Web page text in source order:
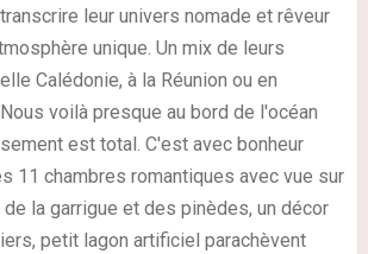
leur univers nomade et rêveur
unique. Un mix de leurs
Calédonie, à la Réunion ou en
voilà presque au bord de l'océan
est total. C'est avec bonheur
11 chambres romantiques avec vue sur
de la garrigue et des pinèdes, un décor
petit lagon artificiel parachèvent